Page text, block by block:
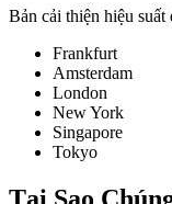
Bản cải thiện hiệu
Frankfurt
Amsterdam
London
New York
Singapore
Tokyo